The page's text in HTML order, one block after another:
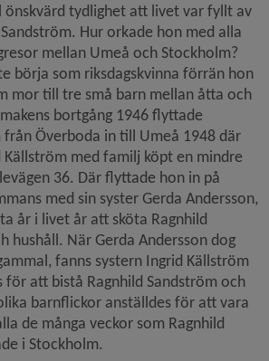
önskvärd tydlighet att livet var fyllt av
Hur orkade hon med alla
mellan Umeå och Stockholm?
börja som riksdagskvinna förrän hon
mor till tre små barn mellan åtta och
bortgång 1946 flyttade
från Överboda in till Umeå 1948 där
Källström med familj köpt en mindre
36. Där flyttade hon in på
med sin syster Gerda Andersson,
år i livet år att sköta Ragnhild
hushåll. När Gerda Andersson dog
fanns systern Ingrid Källström
att bistå Ragnhild Sandström och
barnflickor anställdes för att vara
de många veckor som Ragnhild
i Stockholm.